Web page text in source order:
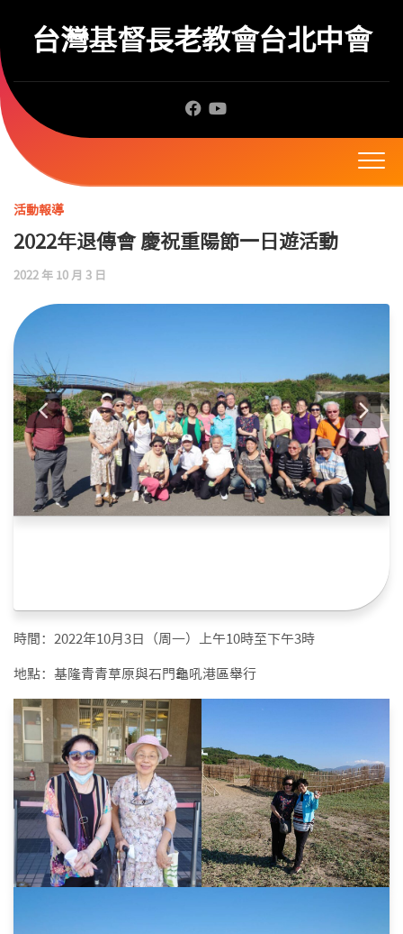
content台灣基督長老教會台北中會
活動報導
2022年退傳會 慶祝重陽節一日遊活動
2022 年 10 月 3 日
時間：2022年10月3日（周一）上午10時至下午3時
地點：基隆青青草原與石門龜吼港區舉行